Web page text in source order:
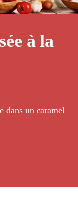
à la
dans un caramel